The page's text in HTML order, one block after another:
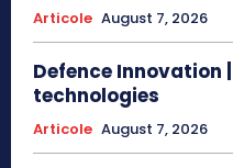
Articole August 7, 2026
Defence Innovation
technologies
Articole August 7, 2026